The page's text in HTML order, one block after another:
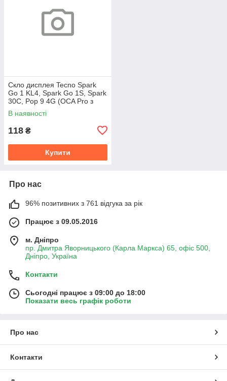
Скло дисплея Tecno Spark
Go 1 KL4, Spark Go 1S, Spark
30C, Pop 9 4G (OCA Pro з
плівкою)
В наявності
118 ₴
Купити
Про нас
96% позитивних з 761 відгука за рік
Працює з 09.05.2016
м. Дніпро
пр. Дмитра Яворницького (Карла Маркса) 65, офіс 500,
Дніпро, Україна
Контакти
Сьогодні працює з 09:00 до 18:00
Показати весь графік роботи
Про нас
Контакти